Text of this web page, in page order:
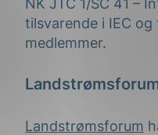
tilsvarende i IEC
medlemmer.
L
Landstrømsforum